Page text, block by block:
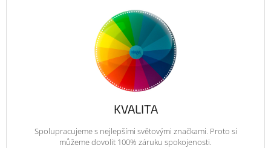
KVALITA
Spolupracujeme s nejlepšími světovými značkami. Proto si
můžeme dovolit 100% záruku spokojenosti.